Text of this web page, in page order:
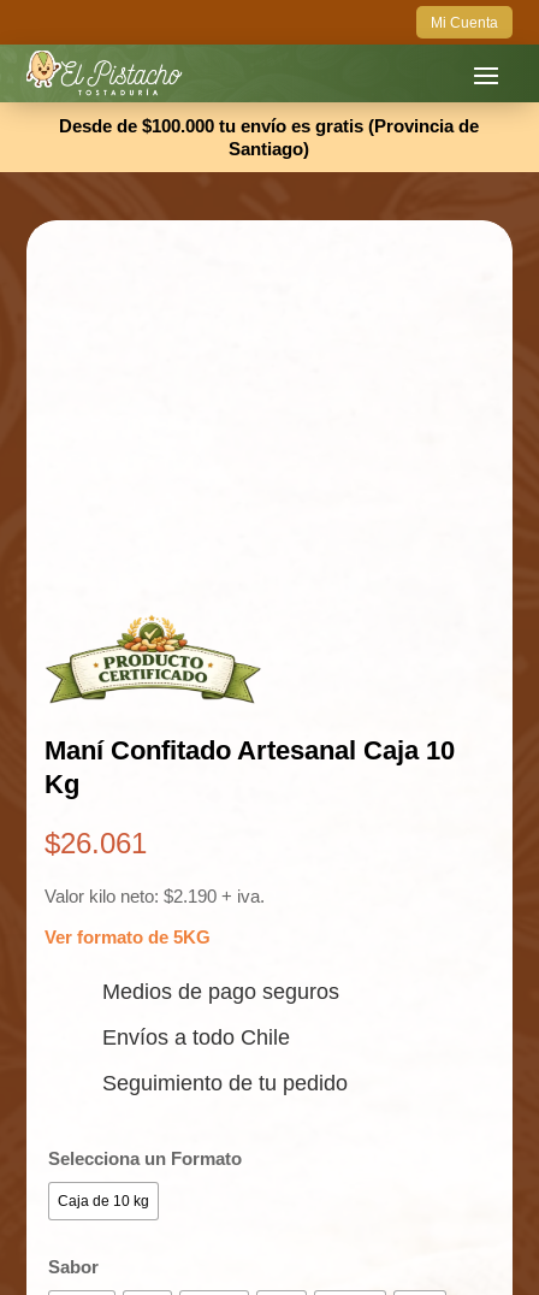
Mi Cuenta
Desde de $100.000 tu envío es gratis (Provincia de
Santiago)
Maní Confitado Artesanal Caja 10
Kg
$26.061
Valor kilo neto: $2.190 + iva.
Ver formato de 5KG
Medios de pago seguros
Envíos a todo Chile
Seguimiento de tu pedido
Selecciona un Formato
Caja de 10 kg
Sabor